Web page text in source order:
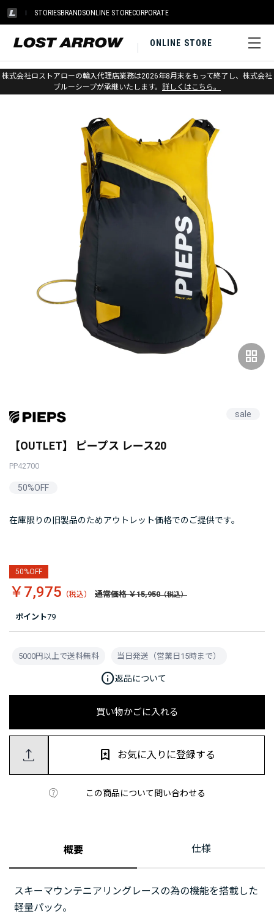
STORIESBRANDSONLINE STORECORPORATE
ONLINE STORE
株式会社ロストアローの輸入代理店業務は2026年8月末をもって終了し、株式会社
ブルーシープが承継いたします。 詳しくはこちら。
ホーム > アウトレット > パック
grid_view
sale
【OUTLET】 ピープス レース20
PP42700
50%OFF
在庫限りの旧製品のためアウトレット価格でのご提供です。
ポイント79
50%OFF
￥7,975 通常価格 ￥15,950
買い物かごに入れる
この商品について問い合わせる
お気に入りに登録する
5000円以上で送料無料 当日発送（営業日15時まで）
info返品について
概要 仕様
スキーマウンテニアリングレースの為の機能を搭載した
軽量パック。